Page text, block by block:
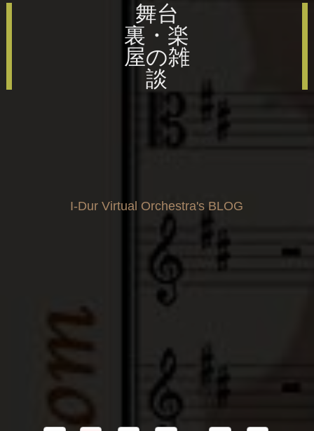
舞台
裏・楽
屋の雑
談
I-Dur Virtual Orchestra's BLOG